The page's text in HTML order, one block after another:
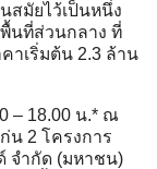
สมัยไว้เป็นหนึ่ง
นที่ส่วนกลาง ที่
าเริ่มต้น 2.3 ล้าน
– 18.00 น.* ณ
น 2 โครงการ
จำกัด (มหาชน)